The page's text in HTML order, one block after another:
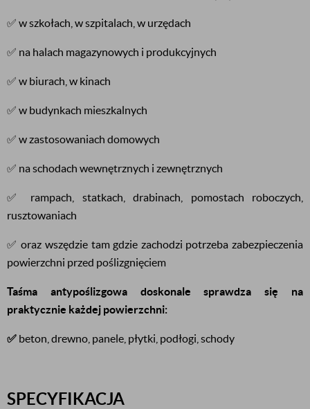
✅ w szkołach, w szpitalach, w urzędach
✅ na halach magazynowych i produkcyjnych
✅ w biurach, w kinach
✅ w budynkach mieszkalnych
✅ w zastosowaniach domowych
✅ na schodach wewnętrznych i zewnętrznych
✅ rampach, statkach, drabinach, pomostach roboczych,
rusztowaniach
✅ oraz wszędzie tam gdzie zachodzi potrzeba zabezpieczenia
powierzchni przed poślizgnięciem
Taśma antypoślizgowa doskonale sprawdza się na
praktycznie każdej powierzchni:
✅ beton, drewno, panele, płytki, podłogi, schody
SPECYFIKACJA